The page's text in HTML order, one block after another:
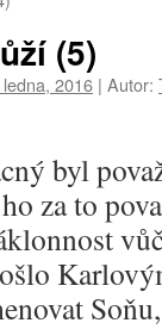
(5)
2016 | Autor:
byl
za to